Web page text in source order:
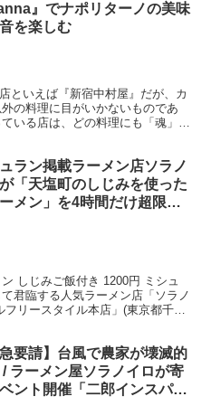
』でナポリターノの美味
を楽しむ
といえば『新宿中村屋』だが、カ
の料理に目がいかないものであ
いる店は、どの料理にも「魂」を
ラン掲載ラーメン店ソラノ
「天塩町のしじみを使った
メン」を4時間だけ超限定
しじみご飯付き 1200円 ミシュ
君臨する人気ラーメン店「ソラノ
リースタイル本店」(東京都千代
急要請】台風で農家が壊滅的
ラーメン屋ソラノイロが寄
ント開催「二郎インスパイ